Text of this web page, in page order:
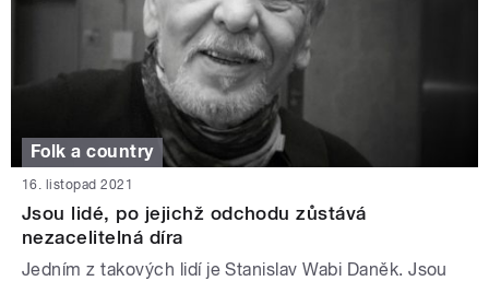
Folk a country
16. listopad 2021
Jsou lidé, po jejichž odchodu zůstává
nezacelitelná díra
Jedním z takových lidí je Stanislav Wabi Daněk. Jsou